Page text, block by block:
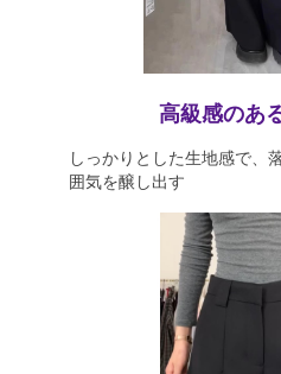
高級感のあ
しっかりとした生地感で、
囲気を醸し出す